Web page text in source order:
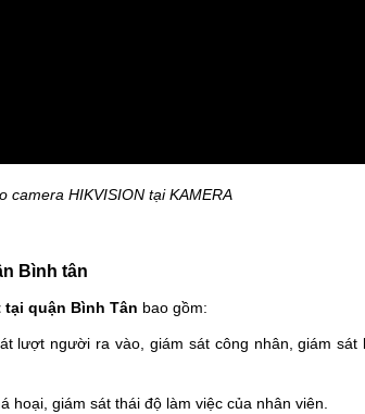
camera HIKVISION tại KAMERA
Bình tân
tại quận Bình Tân bao gồm:
lượt người ra vào, giám sát công nhân, giám sát
giám sát thái độ làm việc của nhân viên.